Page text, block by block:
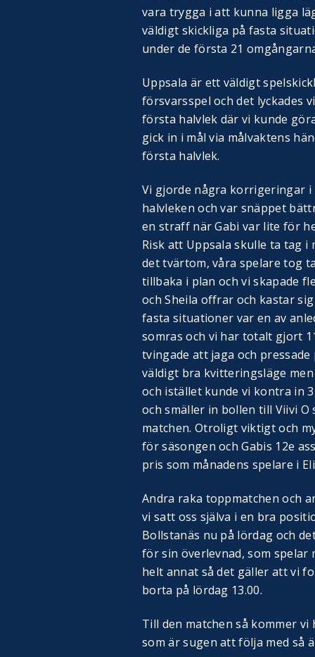
vara trygga i att kunna ligga
väldigt skickliga på fasta
under de första 21
Uppsala är ett väldigt
försvarsspel och det lyckades
första halvlek där vi kunde
gick in i mål via målvaktens
första halvlek.
Vi gjorde några korrigeringar i
halvleken och var snäppet
en straff när Gabi var lite för
Risk att Uppsala skulle ta tag i
det tvärtom, våra spelare tog
tillbaka i plan och vi skapade
och Sheila offrar och kastar
fasta situationer var en av
somras och vi har totalt gjort
tvingade att jaga och
väldigt bra kvitteringsläge
och istället kunde vi kontra in
och smäller in bollen till Viivi
matchen. Otroligt viktigt och
för säsongen och Gabis 12e
pris som månadens spelare i
Andra raka toppmatchen och
vi satt oss själva i en bra
Bollstanäs nu på lördag och
för sin överlevnad, som spelar
helt annat så det gäller att vi
borta på lördag 13.00.
Till den matchen så kommer
som är sugen att följa med så